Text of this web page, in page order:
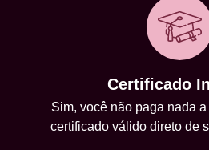
Certificado
Sim, você não paga nada
certificado válido direto de